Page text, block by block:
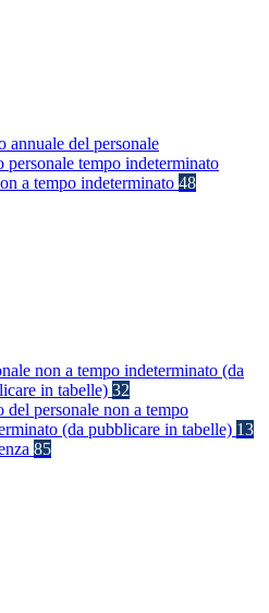
annuale del personale
personale tempo indeterminato
a tempo indeterminato 48
non a tempo indeterminato (da
in tabelle) 32
del personale non a tempo
(da pubblicare in tabelle) 13
85